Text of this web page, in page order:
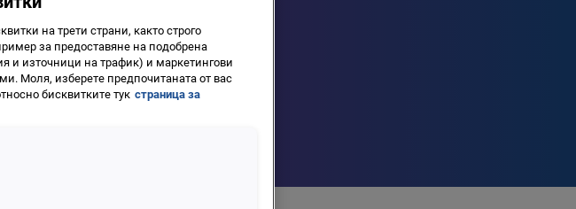
на трети страни, както строго
за предоставяне на подобрена
и източници на трафик) и маркетингови
Моля, изберете предпочитаната от вас
бисквитките тук страница за